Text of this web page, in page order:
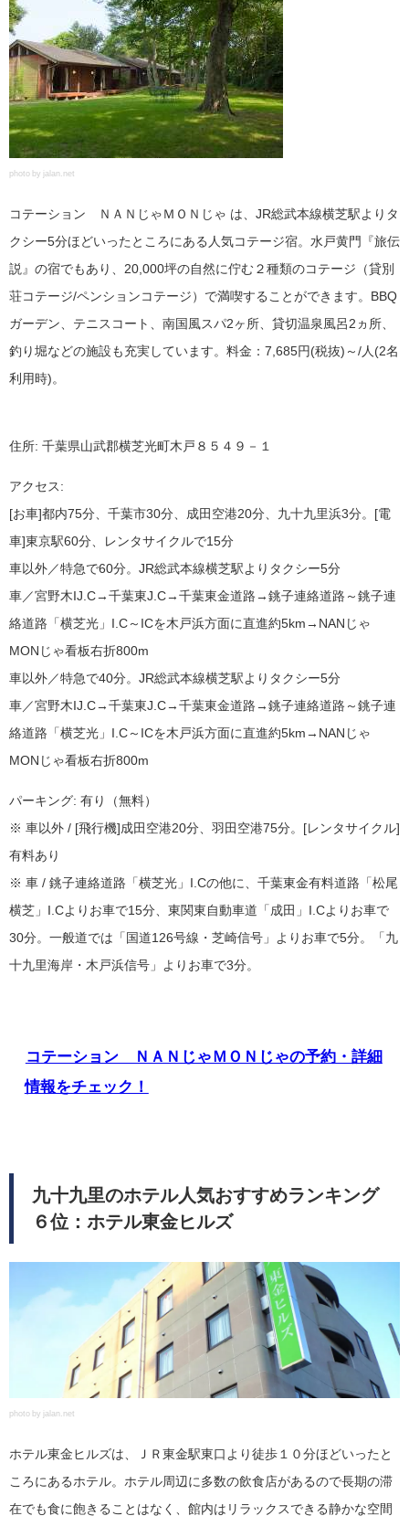
photo by jalan.net
コテーション ＮＡＮじゃＭＯＮじゃ は、JR総武本線横芝駅よりタ
クシー5分ほどいったところにある人気コテージ宿。水戸黄門『旅伝
説』の宿でもあり、20,000坪の自然に佇む２種類のコテージ（貸別
荘コテージ/ペンションコテージ）で満喫することができます。BBQ
ガーデン、テニスコート、南国風スパ2ヶ所、貸切温泉風呂2ヵ所、
釣り堀などの施設も充実しています。料金：7,685円(税抜)～/人(2名
利用時)。
住所: 千葉県山武郡横芝光町木戸８５４９－１
アクセス:
[お車]都内75分、千葉市30分、成田空港20分、九十九里浜3分。[電
車]東京駅60分、レンタサイクルで15分
車以外／特急で60分。JR総武本線横芝駅よりタクシー5分
車／宮野木IJ.C→千葉東J.C→千葉東金道路→銚子連絡道路～銚子連
絡道路「横芝光」I.C～ICを木戸浜方面に直進約5km→NANじゃ
MONじゃ看板右折800m
車以外／特急で40分。JR総武本線横芝駅よりタクシー5分
車／宮野木IJ.C→千葉東J.C→千葉東金道路→銚子連絡道路～銚子連
絡道路「横芝光」I.C～ICを木戸浜方面に直進約5km→NANじゃ
MONじゃ看板右折800m
パーキング: 有り（無料）
※ 車以外 / [飛行機]成田空港20分、羽田空港75分。[レンタサイクル]
有料あり
※ 車 / 銚子連絡道路「横芝光」I.Cの他に、千葉東金有料道路「松尾
横芝」I.Cよりお車で15分、東関東自動車道「成田」I.Cよりお車で
30分。一般道では「国道126号線・芝崎信号」よりお車で5分。「九
十九里海岸・木戸浜信号」よりお車で3分。
コテーション ＮＡＮじゃＭＯＮじゃの予約・詳細
情報をチェック！
九十九里のホテル人気おすすめランキング
６位：ホテル東金ヒルズ
photo by jalan.net
ホテル東金ヒルズは、ＪＲ東金駅東口より徒歩１０分ほどいったと
ころにあるホテル。ホテル周辺に多数の飲食店があるので長期の滞
在でも食に飽きることはなく、館内はリラックスできる静かな空間